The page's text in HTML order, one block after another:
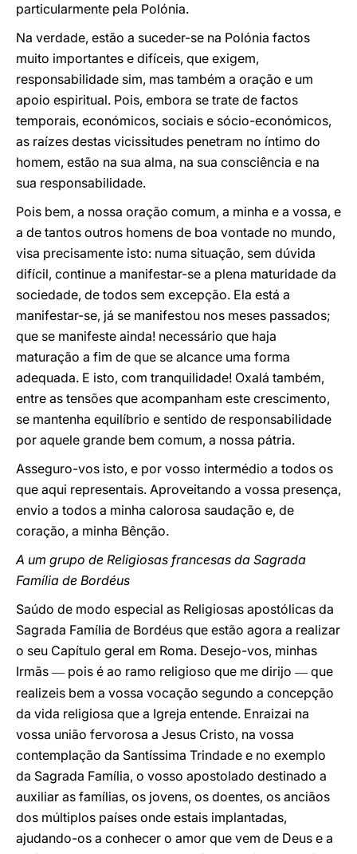
particularmente pela Polónia.
Na verdade, estão a suceder-se na Polónia factos
muito importantes e difíceis, que exigem,
responsabilidade sim, mas também a oração e um
apoio espiritual. Pois, embora se trate de factos
temporais, económicos, sociais e sócio-económicos,
as raízes destas vicissitudes penetram no íntimo do
homem, estão na sua alma, na sua consciência e na
sua responsabilidade.
Pois bem, a nossa oração comum, a minha e a vossa, e
a de tantos outros homens de boa vontade no mundo,
visa precisamente isto: numa situação, sem dúvida
difícil, continue a manifestar-se a plena maturidade da
sociedade, de todos sem excepção. Ela está a
manifestar-se, já se manifestou nos meses passados;
que se manifeste ainda! necessário que haja
maturação a fim de que se alcance uma forma
adequada. E isto, com tranquilidade! Oxalá também,
entre as tensões que acompanham este crescimento,
se mantenha equilíbrio e sentido de responsabilidade
por aquele grande bem comum, a nossa pátria.
Asseguro-vos isto, e por vosso intermédio a todos os
que aqui representais. Aproveitando a vossa presença,
envio a todos a minha calorosa saudação e, de
coração, a minha Bênção.
A um grupo de Religiosas francesas da Sagrada
Família de Bordéus
Saúdo de modo especial as Religiosas apostólicas da
Sagrada Família de Bordéus que estão agora a realizar
o seu Capítulo geral em Roma. Desejo-vos, minhas
Irmãs — pois é ao ramo religioso que me dirijo — que
realizeis bem a vossa vocação segundo a concepção
da vida religiosa que a Igreja entende. Enraizai na
vossa união fervorosa a Jesus Cristo, na vossa
contemplação da Santíssima Trindade e no exemplo
da Sagrada Família, o vosso apostolado destinado a
auxiliar as famílias, os jovens, os doentes, os anciãos
dos múltiplos países onde estais implantadas,
ajudando-os a conhecer o amor que vem de Deus e a